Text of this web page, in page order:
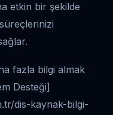
etkin bir şekilde
fazla bilgi almak
Desteği]
dis-kaynak-bilgi-